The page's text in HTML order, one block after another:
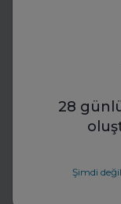
28
Şimdi değil
İnsan Kaynakları
olabilir. En iyi
ödüllerle
Daha fazla